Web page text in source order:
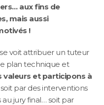
aux fins de
mais aussi
!
voit attribuer un tuteur
plan technique et
valeurs et participons à
soit par des interventions
jury final… soit par